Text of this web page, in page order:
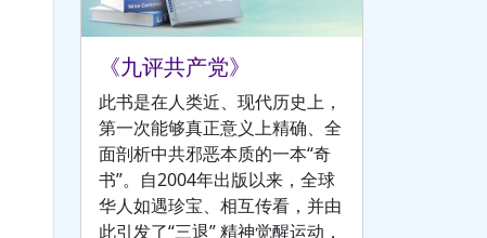
《九评共产党》
此书是在人类近、现代历史上，
第一次能够真正意义上精确、全
面剖析中共邪恶本质的一本“奇
书”。自2004年出版以来，全球
华人如遇珍宝、相互传看，并由
此引发了“三退” 精神觉醒运动，